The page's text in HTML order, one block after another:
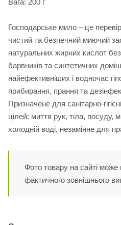
Вага: 200 г
Господарське мило – це
чистий та безпечний миючий
натуральних жирних кислот
барвників та синтетичних
найефективніших і водночас
прибирання, прання та
Призначене для санітарно-
цілей: миття рук, тіла, посуду,
холодній воді, незамінне для
Фото товару на сайті може
фактичного зовнішнього